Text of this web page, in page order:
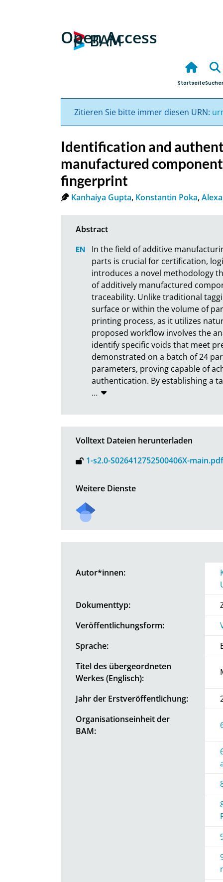
Open Access
Startseite
Zitieren Sie bitte immer diesen URN:
Identification and
manufactured
fingerprint
Kanhaiya Gupta, Konstantin Poka,
In the field of additive
parts is crucial for certification,
introduces a novel methodology
of additively manufactured
traceability. Unlike traditional
surface or within the volume of
printing process, as it utilizes
proposed workflow involves the
identify specific voids that meet
demonstrated on a batch of 24
parameters, proving capable of
authentication. By establishing a
…
Volltext Dateien herunterladen
1-s2.0-S026412752500406X-main.pdf
Weitere Dienste
Autor*innen:
Dokumenttyp:
Veröffentlichungsform:
Sprache:
Titel des übergeordneten
Werkes (Englisch):
Jahr der Erstveröffentlichung:
Organisationseinheit der
BAM: